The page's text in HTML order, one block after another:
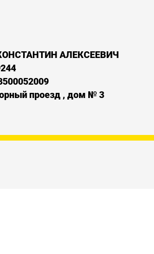
АЛЕКСЕЕВИЧ
проезд , дом № 3